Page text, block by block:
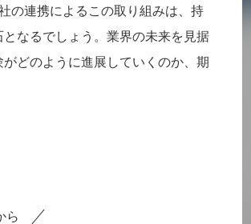
の連携によるこの取り組みは、持
なるでしょう。業界の未来を見据
どのように進展していくのか、期
ら